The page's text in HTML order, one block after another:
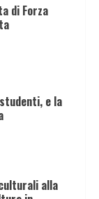
di Forza
e la
alla